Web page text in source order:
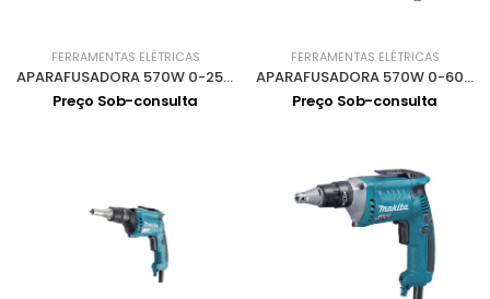
FERRAMENTAS ELÉTRICAS
APARAFUSADORA 570W 0-2500Rpm FS2700
Preço Sob-consulta
FERRAMENTAS ELÉTRICAS
APARAFUSADORA 570W 0-6000Rpm FS6300 R
Preço Sob-consulta